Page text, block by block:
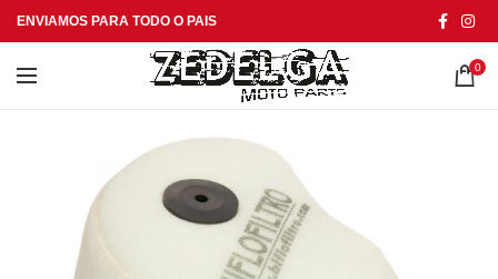
ENVIAMOS PARA TODO O PAIS
0